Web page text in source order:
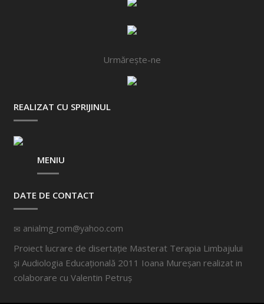
Urmărește-ne
REALIZAT CU SPRIJINUL
MENIU
DATE DE CONTACT
anialmg_rom@yahoo.com
Proiect lucrare de disertație Masterat Terapia Limbajului
și Audiologia Educațională 2011 Ioana Mureșan realizat in
colaborare cuValentin Petruș